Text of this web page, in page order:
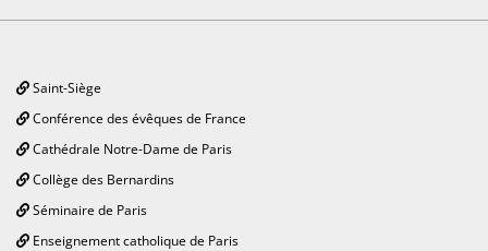
Saint-Siège
Conférence des évêques de France
Cathédrale Notre-Dame de Paris
Collège des Bernardins
Séminaire de Paris
Enseignement catholique de Paris